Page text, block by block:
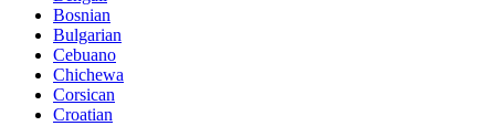
Bosnian
Bulgarian
Cebuano
Chichewa
Corsican
Croatian